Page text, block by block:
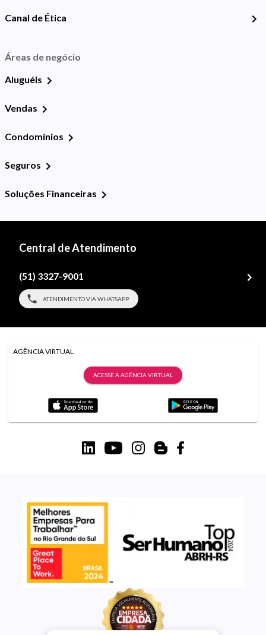
Canal de Ética
Áreas de negócio
Aluguéis
Vendas
Condomínios
Seguros
Soluções Financeiras
Central de Atendimento
(51) 3327-9001
ATENDIMENTO VIA WHATSAPP
AGÊNCIA VIRTUAL
ACESSE A AGÊNCIA VIRTUAL